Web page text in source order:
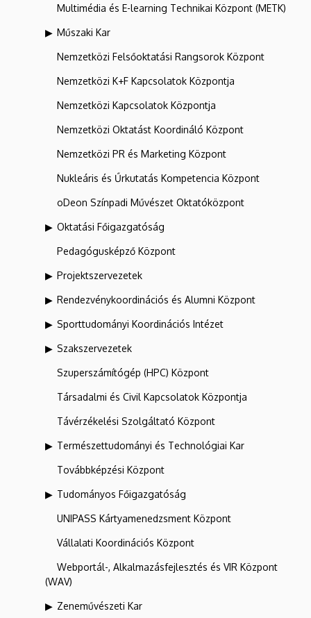
Multimédia és E-learning Technikai Központ (METK)
Műszaki Kar
Nemzetközi Felsőoktatási Rangsorok Központ
Nemzetközi K+F Kapcsolatok Központja
Nemzetközi Kapcsolatok Központja
Nemzetközi Oktatást Koordináló Központ
Nemzetközi PR és Marketing Központ
Nukleáris és Űrkutatás Kompetencia Központ
oDeon Színpadi Művészet Oktatóközpont
Oktatási Főigazgatóság
Pedagógusképző Központ
Projektszervezetek
Rendezvénykoordinációs és Alumni Központ
Sporttudományi Koordinációs Intézet
Szakszervezetek
Szuperszámítógép (HPC) Központ
Társadalmi és Civil Kapcsolatok Központja
Távérzékelési Szolgáltató Központ
Természettudományi és Technológiai Kar
Továbbképzési Központ
Tudományos Főigazgatóság
UNIPASS Kártyamenedzsment Központ
Vállalati Koordinációs Központ
Webportál-, Alkalmazásfejlesztés és VIR Központ
(WAV)
Zeneművészeti Kar